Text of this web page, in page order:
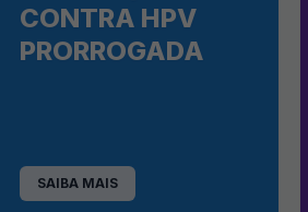
CONTRA HPV
PRORROGADA
SAIBA MAIS